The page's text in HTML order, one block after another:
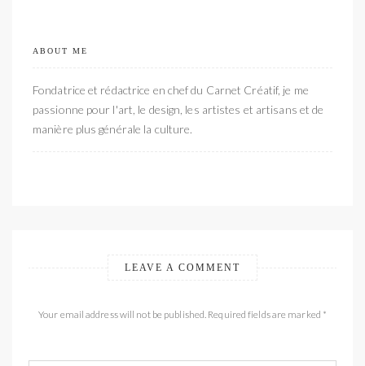
ABOUT ME
Fondatrice et rédactrice en chef du Carnet Créatif, je me
passionne pour l'art, le design, les artistes et artisans et de
manière plus générale la culture.
LEAVE A COMMENT
Your email address will not be published. Required fields are marked *